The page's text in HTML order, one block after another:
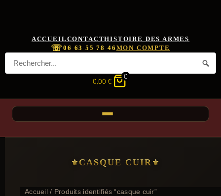
ACCUEIL CONTACTHISTOIRE DES ARMES
☏06 63 55 78 46 MON COMPTE
0,00 €
0
CASQUE CUIR
Accueil/ Produits identifiés “casque cuir”